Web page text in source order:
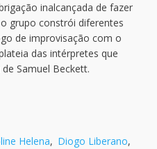
inalcançada de fazer
grupo constrói diferentes
de improvisação com o
das intérpretes que
Samuel Beckett.
Helena, Diogo Liberano,